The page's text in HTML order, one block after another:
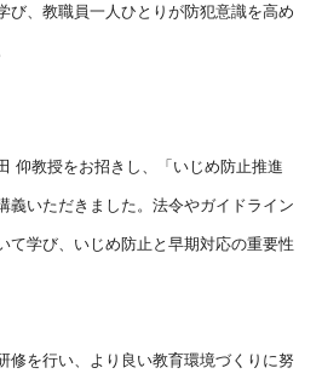
、 教職員一人ひとりが防犯意識を高め
仰教授をお招きし、「いじめ防止推進
義いただきました。 法令やガイドライン
て学び、 いじめ防止と早期対応の重要性
を行い、 より良い教育環境づくりに努